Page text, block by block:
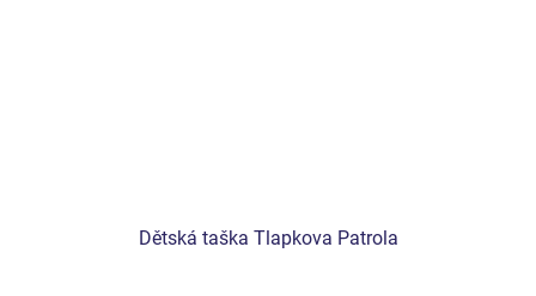
Dětská taška Tlapkova Patrola